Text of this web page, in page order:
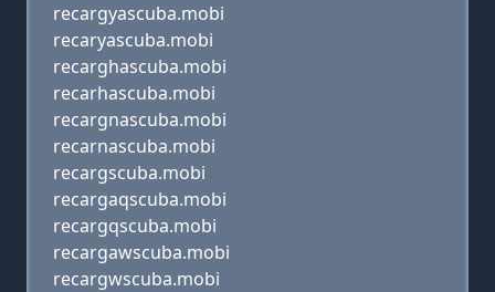
recargyascuba.mobi
recaryascuba.mobi
recarghascuba.mobi
recarhascuba.mobi
recargnascuba.mobi
recarnascuba.mobi
recargscuba.mobi
recargaqscuba.mobi
recargqscuba.mobi
recargawscuba.mobi
recargwscuba.mobi